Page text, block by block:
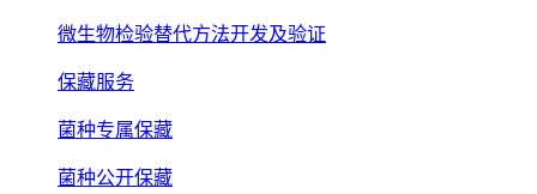
微生物检验替代方法开发及验证
保藏服务
菌种专属保藏
菌种公开保藏